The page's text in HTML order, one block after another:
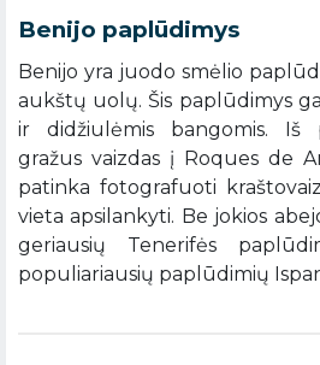
Benijo paplūdimys
Benijo yra juodo smėlio
aukštų uolų. Šis paplūdimys
ir didžiulėmis bangomis. Iš
gražus vaizdas į Roques de
patinka fotografuoti
vieta apsilankyti. Be jokios
geriausių Tenerifės
populiariausių paplūdimių